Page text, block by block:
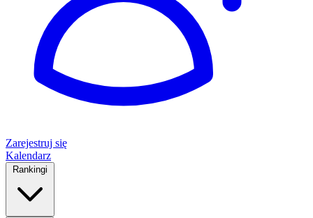
Zarejestruj się
Kalendarz
Rankingi